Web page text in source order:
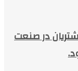
در صنعت